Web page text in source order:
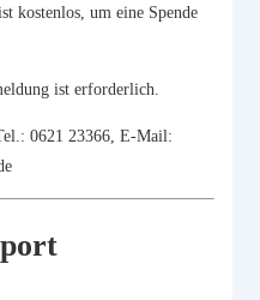
kostenlos, um eine Spende
ist erforderlich.
0621 23366, E-Mail: